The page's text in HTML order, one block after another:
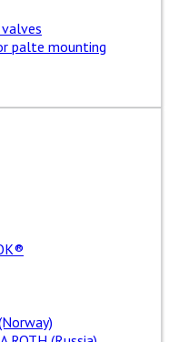
palte mounting